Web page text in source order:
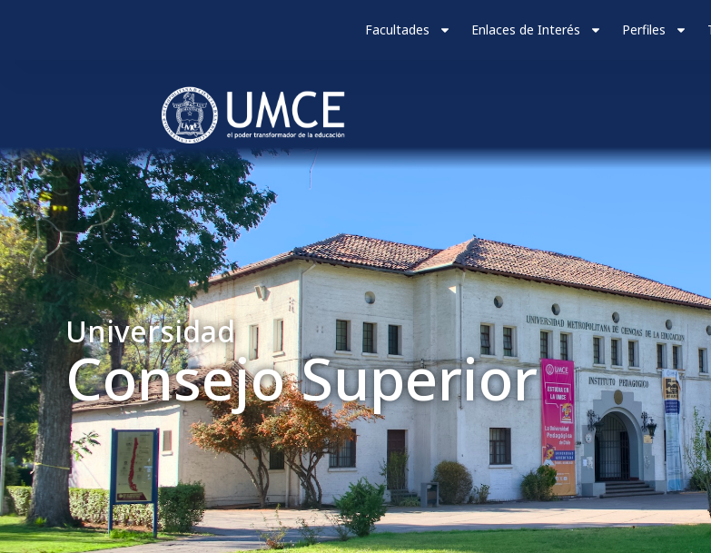
Facultades Enlaces de Interés Perfiles
Universidad
Consejo Superior